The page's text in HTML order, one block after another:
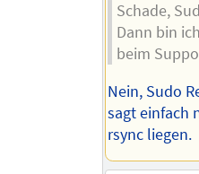
Schade,
Dann bin
beim
Nein, Sudo
sagt einfach
rsync liegen.